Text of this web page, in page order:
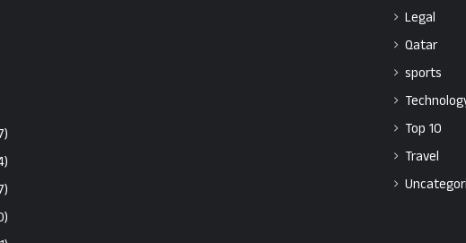
Legal
Qatar
sports
Top 10
Travel